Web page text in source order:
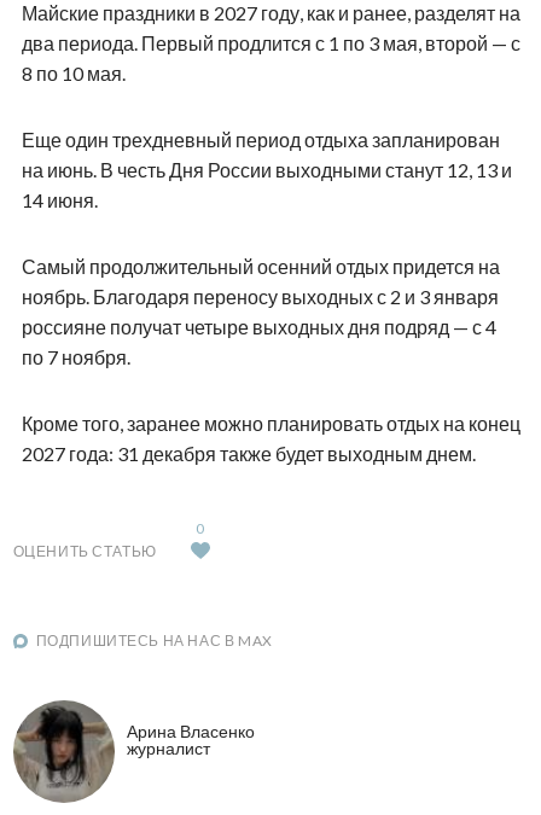
Майские праздники в 2027 году, как и ранее, разделят на
два периода. Первый продлится с 1 по 3 мая, второй — с
8 по 10 мая.
Еще один трехдневный период отдыха запланирован
на июнь. В честь Дня России выходными станут 12, 13 и
14 июня.
Самый продолжительный осенний отдых придется на
ноябрь. Благодаря переносу выходных с 2 и 3 января
россияне получат четыре выходных дня подряд — с 4
по 7 ноября.
Кроме того, заранее можно планировать отдых на конец
2027 года: 31 декабря также будет выходным днем.
ОЦЕНИТЬ СТАТЬЮ
0
ПОДПИШИТЕСЬ НА НАС В MAX
Арина Власенко
журналист